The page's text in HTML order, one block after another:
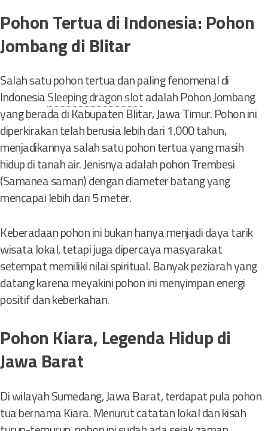
Pohon Tertua di Indonesia: Pohon
Jombang di Blitar
Salah satu pohon tertua dan paling fenomenal di
IndonesiaSleeping dragon slotadalah Pohon Jombang
yang berada di Kabupaten Blitar, Jawa Timur. Pohon ini
diperkirakan telah berusia lebih dari 1.000 tahun,
menjadikannya salah satu pohon tertua yang masih
hidup di tanah air. Jenisnya adalah pohon Trembesi
(Samanea saman) dengan diameter batang yang
mencapai lebih dari 5 meter.
Keberadaan pohon ini bukan hanya menjadi daya tarik
wisata lokal, tetapi juga dipercaya masyarakat
setempat memiliki nilai spiritual. Banyak peziarah yang
datang karena meyakini pohon ini menyimpan energi
positif dan keberkahan.
Pohon Kiara, Legenda Hidup di
Jawa Barat
Di wilayah Sumedang, Jawa Barat, terdapat pula pohon
tua bernama Kiara. Menurut catatan lokal dan kisah